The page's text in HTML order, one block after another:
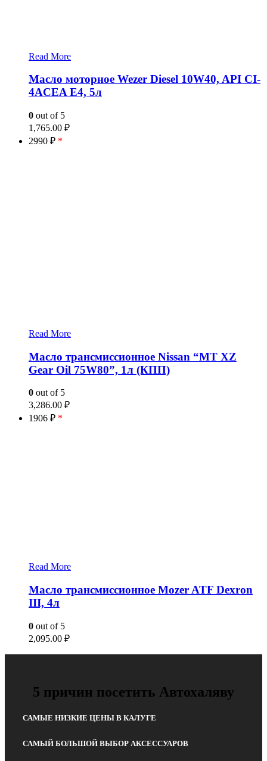
Read More
Масло моторное Wezer Diesel 10W40, API CI-
4ACEA E4, 5л
0 out of 5
1,765.00 ₽
2990 ₽ *
Read More
Масло трансмиссионное Nissan “MT XZ
Gear Oil 75W80”, 1л (КПП)
0 out of 5
3,286.00 ₽
1906 ₽ *
Read More
Масло трансмиссионное Mozer ATF Dexron
III, 4л
0 out of 5
2,095.00 ₽
5 причин посетить Автохаляву
САМЫЕ НИЗКИЕ ЦЕНЫ В КАЛУГЕ
САМЫЙ БОЛЬШОЙ ВЫБОР АКСЕССУАРОВ